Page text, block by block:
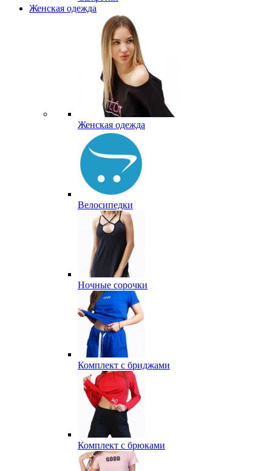
Женская одежда
Женская одежда
Велосипедки
Ночные сорочки
Комплект с бриджами
Комплект с брюками